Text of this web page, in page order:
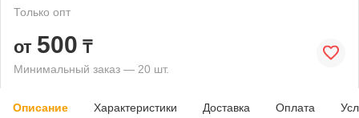
Только опт
от 500 ₸
Минимальный заказ — 20 шт.
Описание Характеристики Доставка Оплата